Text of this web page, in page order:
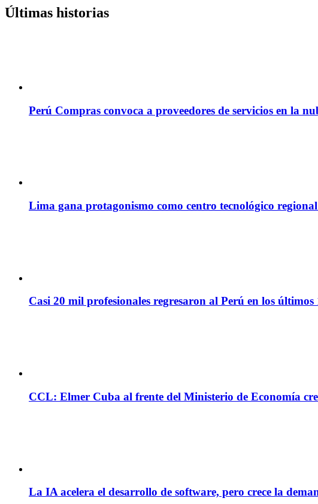
Últimas historias
Perú Compras convoca a proveedores de servicios en la
Lima gana protagonismo como centro tecnológico
Casi 20 mil profesionales regresaron al Perú en los últimos
CCL: Elmer Cuba al frente del Ministerio de Economía
La IA acelera el desarrollo de software, pero crece la